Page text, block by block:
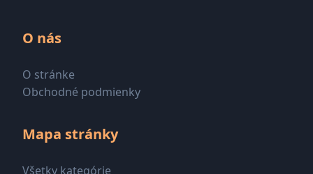
O nás
O stránke
Obchodné podmienky
Mapa stránky
Všetky kategórie